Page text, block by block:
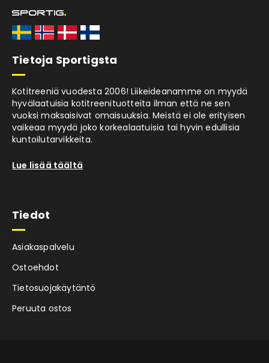
Evoforce-monitoimilaite on enemmän kuin
vain kuntoiluväline; se on investointi
terveyteesi ja hyvinvointiisi, täydellinen
ei halua tinkiä laadusta ja suunnittelusta.
Evoforce tarjoaa sinulle maailmanluokan
kuntosalikokemuksen suoraan omassa
kodissasi.
Suositeltava kattokorkeus 240 cm.
Tietoja Sportigsta
Kotitreeniä vuodesta 2006! Liikeideanamme on myydä
hyvälaatuisia kotitreenituotteita ilman että ne sen
vuoksi maksaisivat omaisuuksia. Meistä ei ole erityisen
vaikeaa myydä joko korkealaatuisia tai hyvin edullisia
kuntoilutarvikkeita.
Lue lisää täältä
Tiedot
Asiakaspalvelu
Ostoehdot
Tietosuojakäytäntö
Peruuta ostos